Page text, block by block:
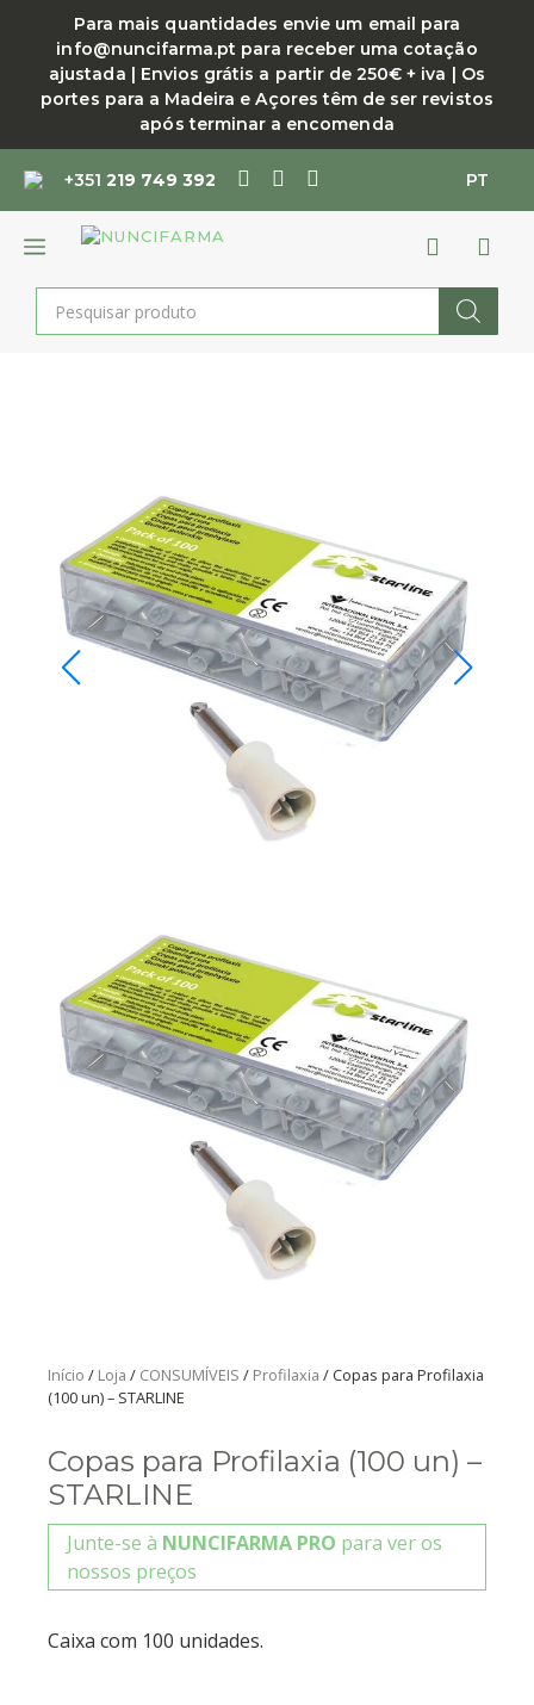
conteúdo
Para mais quantidades envie um email para
info@nuncifarma.pt para receber uma cotação
ajustada | Envios grátis a partir de 250€ + iva | Os
portes para a Madeira e Açores têm de ser revistos
após terminar a encomenda
+351219 749 392 PT
MENU
Products
search
Início / Loja / CONSUMÍVEIS / Profilaxia / Copas para Profilaxia
(100 un) – STARLINE
Copas para Profilaxia (100 un) –
STARLINE
Junte-se à NUNCIFARMA PRO para ver os
nossos preços
Caixa com 100 unidades.